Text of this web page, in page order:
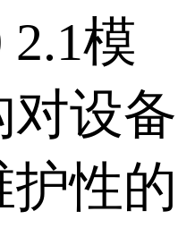
2.1模
设备
性的